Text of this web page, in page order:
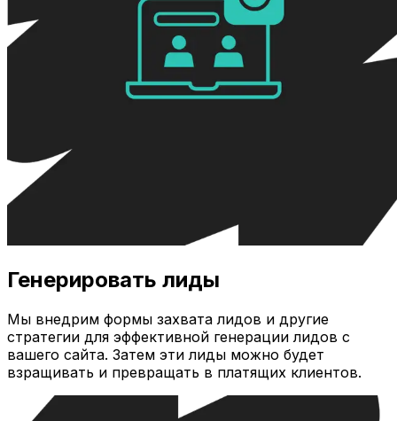
Генерировать лиды
Мы внедрим формы захвата лидов и другие
стратегии для эффективной генерации лидов с
вашего сайта. Затем эти лиды можно будет
взращивать и превращать в платящих клиентов.